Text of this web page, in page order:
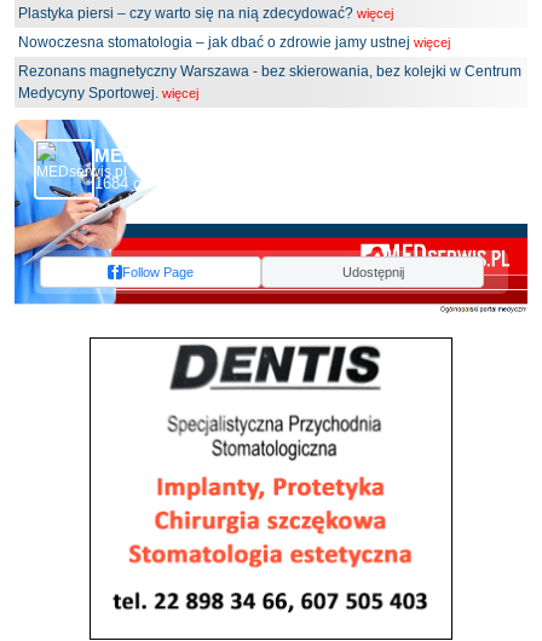
Plastyka piersi – czy warto się na nią zdecydować? więcej
Nowoczesna stomatologia – jak dbać o zdrowie jamy ustnej więcej
Rezonans magnetyczny Warszawa - bez skierowania, bez kolejki w Centrum
Medycyny Sportowej. więcej
MEDserwis.pl - Ogólnopolski Portal Medyczny
1684 obserwujących
Follow Page Udostępnij